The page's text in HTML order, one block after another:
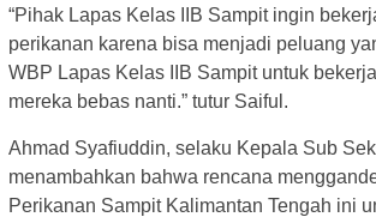
“Pihak Lapas Kelas IIB Sampit ingin
perikanan karena bisa menjadi peluang
WBP Lapas Kelas IIB Sampit untuk
mereka bebas nanti.” tutur Saiful.
Ahmad Syafiuddin, selaku Kepala Sub
menambahkan bahwa rencana
Perikanan Sampit Kalimantan Tengah ini